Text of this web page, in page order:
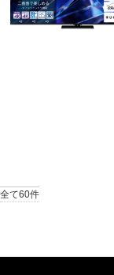
全て60件